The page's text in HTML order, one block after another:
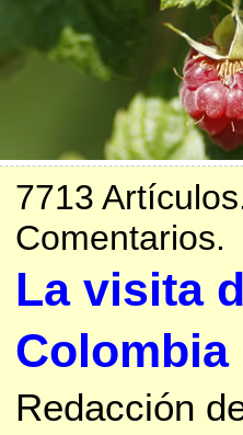
7713
Comentarios.
La visita
Colombia
Redacción